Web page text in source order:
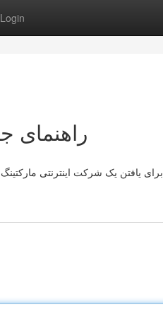
Login
راهنمای
برای یافتن یک شرکت اینترنتی